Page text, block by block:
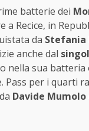
batterie dei
Recice, in
da
anche dal
nella sua
Pass per i quarti
Davide